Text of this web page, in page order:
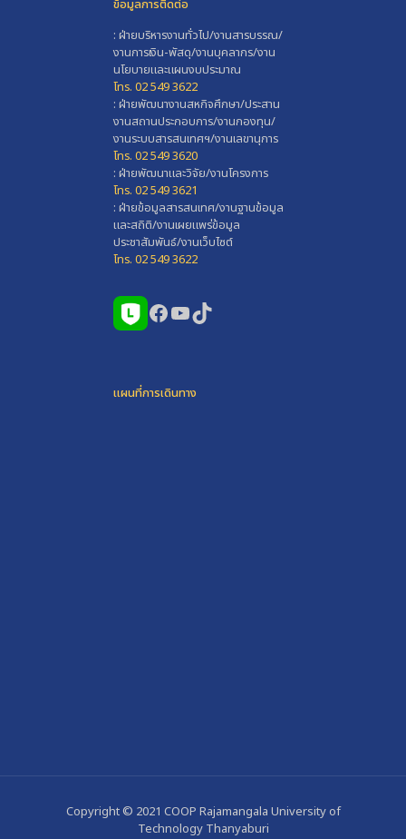
ข้อมูลการติดต่อ
: ฝ่ายบริหารงานทั่วไป/งานสารบรรณ/
งานการเงิน-พัสดุ/งานบุคลากร/งาน
นโยบายและแผนงบประมาณ
โทร. 02 549 3622
: ฝ่ายพัฒนางานสหกิจศึกษา/ประสาน
งานสถานประกอบการ/งานกองทุน/
งานระบบสารสนเทศฯ/งานเลขานุการ
โทร. 02 549 3620
: ฝ่ายพัฒนาและวิจัย/งานโครงการ
โทร. 02 549 3621
: ฝ่ายข้อมูลสารสนเทศ/งานฐานข้อมูล
และสถิติ/งานเผยแพร่ข้อมูล
ประชาสัมพันธ์/งานเว็บไซต์
โทร. 02 549 3622
Facebook
YouTube
TikTok
แผนที่การเดินทาง
Copyright © 2021 COOP Rajamangala University of
Technology Thanyaburi